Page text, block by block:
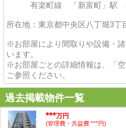
有楽町線 「新富町」駅
所在地：東京都中央区八丁堀3丁
※お部屋により間取りや設備・
います。
※お部屋ごとの詳細情報は、「
ご参照ください。
過去掲載物件一覧
***万円
(管理費・共益費 ***円)